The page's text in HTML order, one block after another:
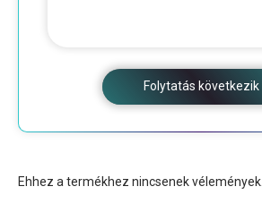
Folytatás következik
Ehhez a termékhez nincsenek vélemények.